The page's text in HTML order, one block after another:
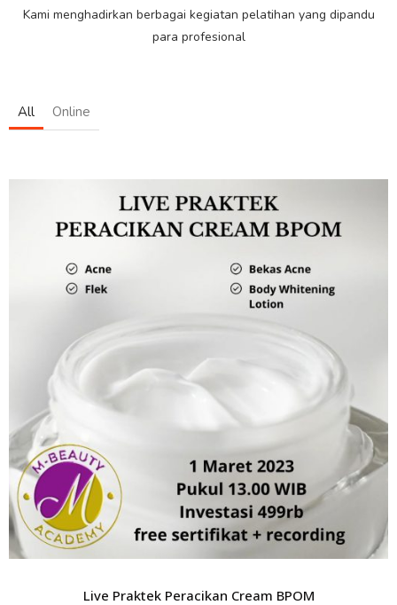
Kami menghadirkan berbagai kegiatan pelatihan yang dipandu
para profesional
All Online
Live Praktek Peracikan Cream BPOM